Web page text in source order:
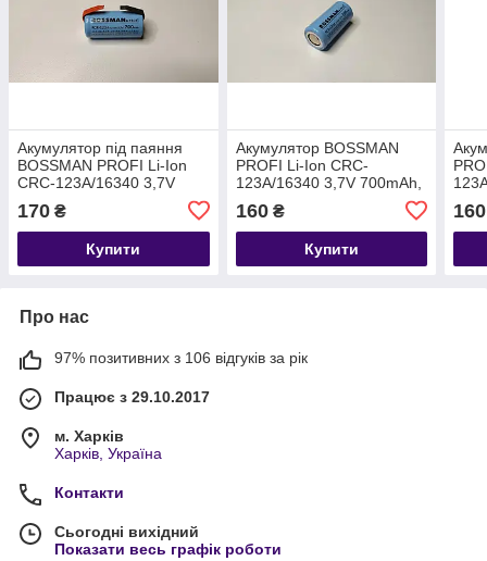
Акумулятор під паяння
BOSSMAN PROFI Li-Ion
CRC-123A/16340 3,7V
170 ₴
Купити
Акумулятор BOSSMAN
PROFI Li-Ion CRC-
123A/16340 3,7V 700mAh,
160₴
Купити
160
Про нас
97% позитивних з 106 відгуків за рік
Працює з 29.10.2017
м. Харків
Харків, Україна
Контакти
Сьогодні вихідний
Показати весь графік роботи